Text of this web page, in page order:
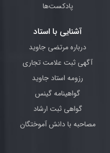
پادکست‌ها
آشنایی با استاد
درباره مرتضی جاوید
آگهی ثبت علامت تجاری
رزومه استاد جاوید
گواهینامه گینس
گواهی ثبت ارشاد
مصاحبه با دانش آموختگان